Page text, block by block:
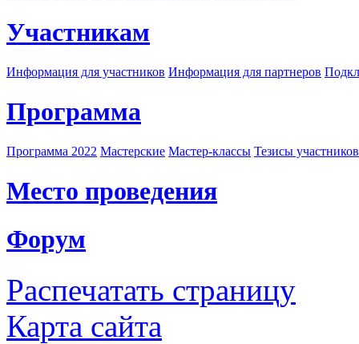
Участникам
Информация для участников Информация для партнеров
Программа
Программа 2022 Мастерские Мастер-классы Тезисы
Место проведения
Форум
Распечатать страницу
Карта сайта